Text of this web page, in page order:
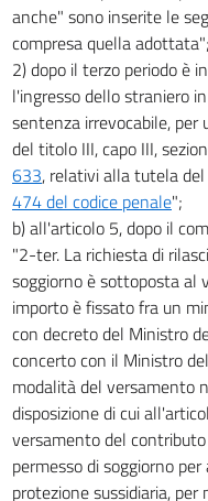
anche" sono inserite le
compresa quella adottata";
2) dopo il terzo periodo è
l'ingresso dello straniero
sentenza irrevocabile, per
del titolo III, capo III,
633, relativi alla tutela
474 del codice penale";
b) all'articolo 5, dopo il
"2-ter. La richiesta di
soggiorno è sottoposta al
importo è fissato fra un
con decreto del Ministro
concerto con il Ministro
modalità del versamento
disposizione di cui
versamento del
permesso di soggiorno
protezione sussidiaria,